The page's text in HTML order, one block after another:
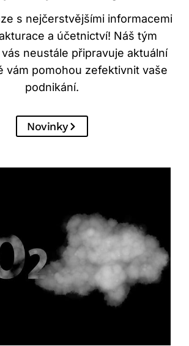
s nejčerstvějšími informacemi
a účetnictví! Náš tým
neustále připravuje aktuální
vám pomohou zefektivnit vaše
podnikání.
Novinky